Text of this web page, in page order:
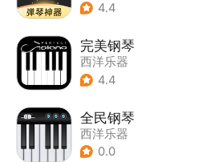
4.4
完美钢琴
西洋乐器
4.4
全民钢琴
西洋乐器
0.0